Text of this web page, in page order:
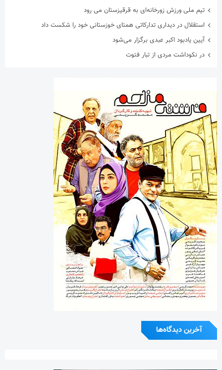
تیم ملی ورزش زورخانه‌ای به قرقیزستان می رود
استقلال در دیداری تدارکاتی همتای خوزستانی خود را شکست داد
آیین یادبود اکبر عبدی برگزار می‌شود
در نکوداشت مردی از تبار فتوت
آخرین دیدگاه‌ها